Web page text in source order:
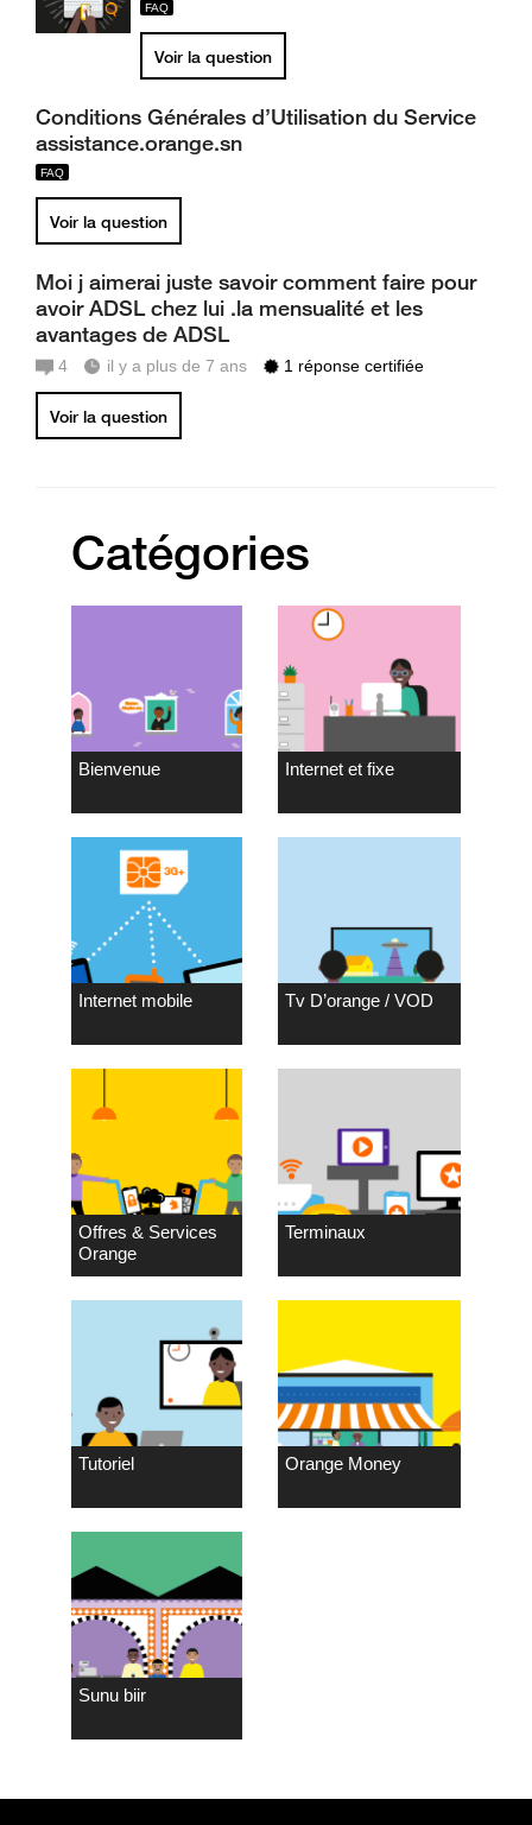
Voir la question
Conditions Générales d’Utilisation du Service
assistance.orange.sn
Voir la question
Moi j aimerai juste savoir comment faire pour
avoir ADSL chez lui .la mensualité et les
avantages de ADSL
4 il y a plus de 7 ans 1 réponse certifiée
Voir la question
Catégories
Bienvenue Internet et fixe
Internet mobile Tv D’orange / VOD
Offres & Services
Orange
Terminaux
Tutoriel Orange Money
Sunu biir